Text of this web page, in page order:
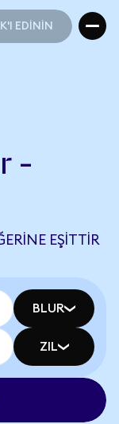
EDİNİN
-
EŞITTIR
BLUR
ZIL